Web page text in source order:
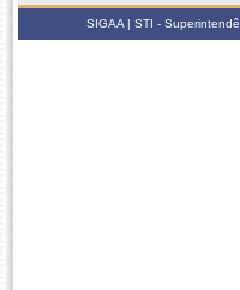
SIGAA | STI -